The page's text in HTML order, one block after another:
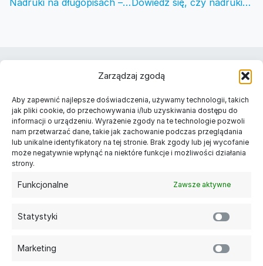
Zarządzaj zgodą
Aby zapewnić najlepsze doświadczenia, używamy technologii, takich
jak pliki cookie, do przechowywania i/lub uzyskiwania dostępu do
informacji o urządzeniu. Wyrażenie zgody na te technologie pozwoli
nam przetwarzać dane, takie jak zachowanie podczas przeglądania
lub unikalne identyfikatory na tej stronie. Brak zgody lub jej wycofanie
może negatywnie wpłynąć na niektóre funkcje i możliwości działania
strony.
Funkcjonalne Zawsze aktywne
Statystyki
Marketing
Nadruki na długopisach – tania i skuteczna personalizacja Twojego gadżetu Dowiedz się, czy nadruki na plastiku są naprawdę trwałe
Znajdź nas w Twoim mieście
Długopisy reklamowe Warszawa
Długopisy reklamowe Kraków
Długopisy reklamowe Łódź
Długopisy reklamowe Gdańsk
Długopisy reklamowe Poznań
Długopisy plastikowe
Długopisy ekologiczne